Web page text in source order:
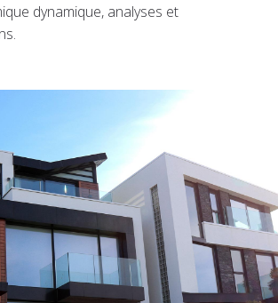
dynamique, analyses et